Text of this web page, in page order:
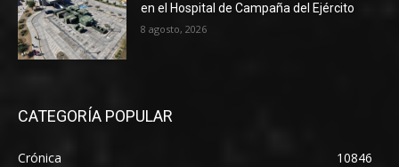
en el Hospital de Campaña del Ejército
8 agosto, 2026
CATEGORÍA POPULAR
Crónica
10846